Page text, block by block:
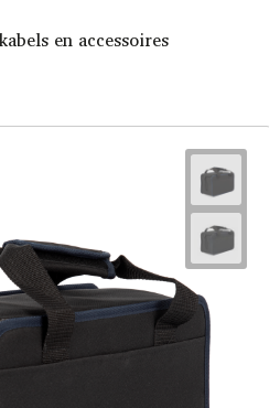
en accessoires